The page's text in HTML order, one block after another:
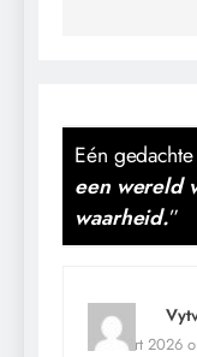
Eén
een wereld
waarheid.”
31 maart 2026